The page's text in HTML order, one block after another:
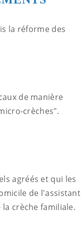
la réforme des
de manière
crèches".
agréés et qui les
de l'assistant
crèche familiale.